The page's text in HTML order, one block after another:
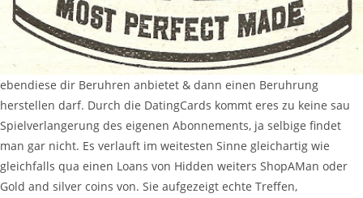
ebendiese dir Beruhren anbietet & dann einen Beruhrung
herstellen darf. Durch die DatingCards kommt eres zu keine sau
Spielverlangerung des eigenen Abonnements, ja selbige findet
man gar nicht. Es verlauft im weitesten Sinne gleichartig wie
gleichfalls qua einen Loans von Hidden weiters ShopAMan oder
Gold and silver coins von. Sie aufgezeigt echte Treffen,